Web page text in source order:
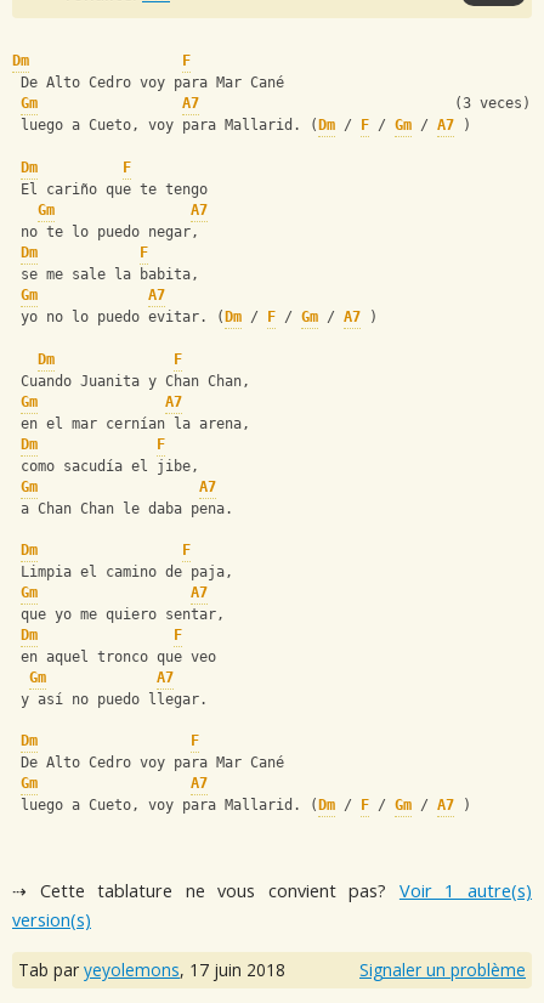
Dm
F
De Alto Cedro voy para Mar Cané
Gm
A7
                              (3 veces)
luego a Cueto, voy para Mallarid. ( Dm / F / Gm / A7 )
Dm
F
El cariño que te tengo
Gm
A7
no te lo puedo negar,
Dm
F
se me sale la babita,
Gm
A7
yo no lo puedo evitar. ( Dm / F / Gm / A7 )
Dm
F
Cuando Juanita y Chan Chan,
Gm
A7
en el mar cernían la arena,
Dm
F
como sacudía el jibe,
Gm
A7
a Chan Chan le daba pena.
Dm
F
Limpia el camino de paja,
Gm
A7
que yo me quiero sentar,
Dm
F
en aquel tronco que veo
Gm
A7
y así no puedo llegar.
Dm
F
De Alto Cedro voy para Mar Cané
Gm
A7
luego a Cueto, voy para Mallarid. ( Dm / F / Gm / A7 )
⇢ Cette tablature ne vous convient pas? Voir 1 autre(s)
version(s)
Tab par yeyolemons, 17 juin 2018 Signaler un problème